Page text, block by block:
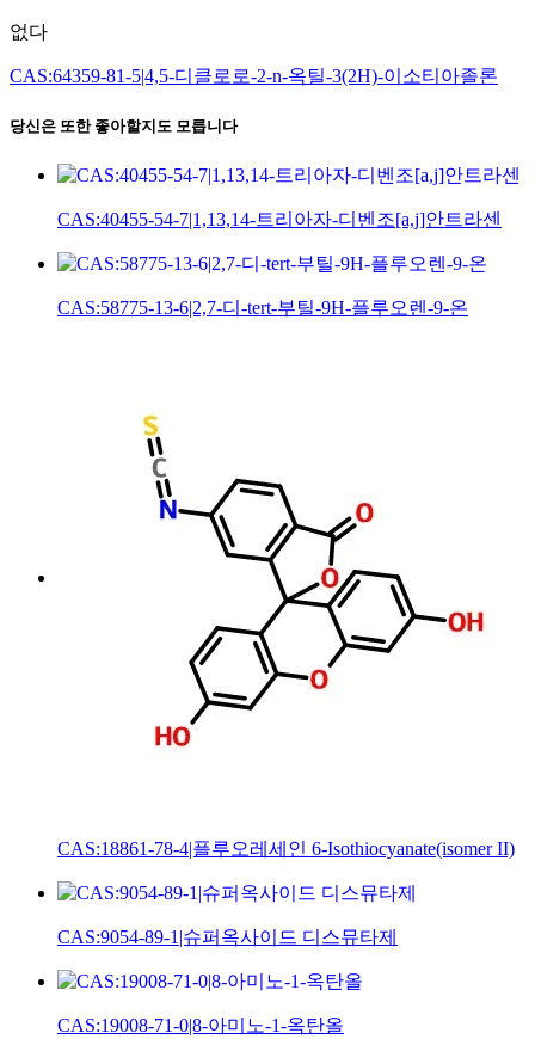
없다
CAS:64359-81-5|4,5-디클로로-2-n-옥틸-3(2H)-이소티아졸론
당신은 또한 좋아할지도 모릅니다
CAS:40455-54-7|1,13,14-트리아자-디벤조[a,j]안트라센
CAS:58775-13-6|2,7-디-tert-부틸-9H-플루오렌-9-온
CAS:18861-78-4|플루오레세인 6-Isothiocyanate(isomer II)
CAS:9054-89-1|슈퍼옥사이드 디스뮤타제
CAS:19008-71-0|8-아미노-1-옥탄올